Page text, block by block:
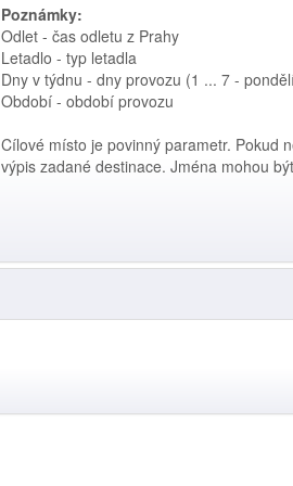
Poznámky:
Odlet - čas odletu z Prahy
Letadlo - typ letadla
Dny v týdnu - dny provozu (1 ... 7 -
Období - období provozu
Cílové místo je povinný parametr. Pokud
výpis zadané destinace. Jména mohou